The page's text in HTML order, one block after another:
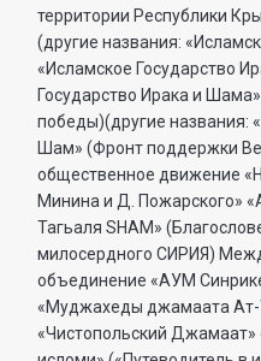
территории Республики
(другие названия:
«Исламское Государство
Государство Ирака и
победы)(другие названия:
Шам» (Фронт поддержки
общественное движение
Минина и Д. Пожарского»
Тагьаля SHAM»
милосердного СИРИЯ)
объединение «АУМ
«Муджахеды джамаата
«Чистопольский Джамаат»